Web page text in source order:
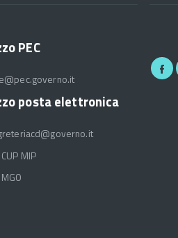
PEC
posta elettronica
MIP